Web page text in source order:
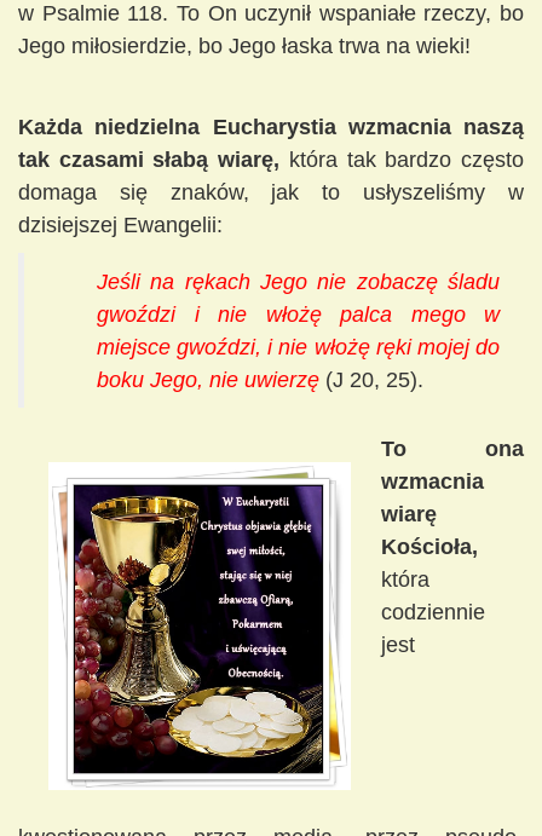
w Psalmie 118. To On uczynił wspaniałe rzeczy, bo
Jego miłosierdzie, bo Jego łaska trwa na wieki!
Każda niedzielna Eucharystia wzmacnia naszą
tak czasami słabą wiarę, która tak bardzo często
domaga się znaków, jak to usłyszeliśmy w
dzisiejszej Ewangelii:
Jeśli na rękach Jego nie zobaczę śladu
gwoździ i nie włożę palca mego w
miejsce gwoździ, i nie włożę ręki mojej do
boku Jego, nie uwierzę (J 20, 25).
To ona
wzmacnia
wiarę
Kościoła,
która
codziennie
jest